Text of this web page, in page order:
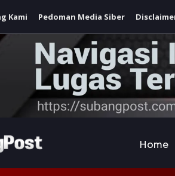
Kami Pedoman Media Siber
Home